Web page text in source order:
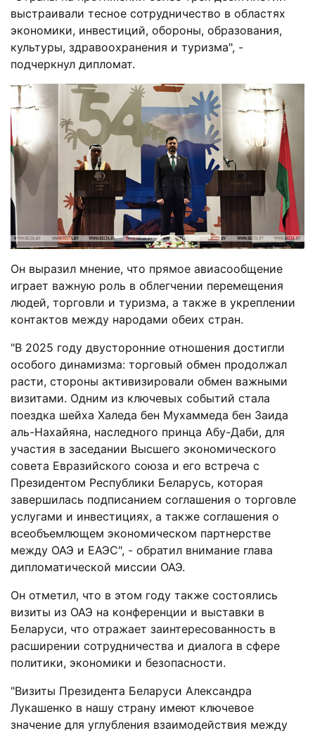
выстраивали тесное сотрудничество в областях
экономики, инвестиций, обороны, образования,
культуры, здравоохранения и туризма", -
подчеркнул дипломат.
Он выразил мнение, что прямое авиасообщение
играет важную роль в облегчении перемещения
людей, торговли и туризма, а также в укреплении
контактов между народами обеих стран.
"В 2025 году двусторонние отношения достигли
особого динамизма: торговый обмен продолжал
расти, стороны активизировали обмен важными
визитами. Одним из ключевых событий стала
поездка шейха Халеда бен Мухаммеда бен Заида
аль-Нахайяна, наследного принца Абу-Даби, для
участия в заседании Высшего экономического
совета Евразийского союза и его встреча с
Президентом Республики Беларусь, которая
завершилась подписанием соглашения о торговле
услугами и инвестициях, а также соглашения о
всеобъемлющем экономическом партнерстве
между ОАЭ и ЕАЭС", - обратил внимание глава
дипломатической миссии ОАЭ.
Он отметил, что в этом году также состоялись
визиты из ОАЭ на конференции и выставки в
Беларуси, что отражает заинтересованность в
расширении сотрудничества и диалога в сфере
политики, экономики и безопасности.
"Визиты Президента Беларуси Александра
Лукашенко в нашу страну имеют ключевое
значение для углубления взаимодействия между